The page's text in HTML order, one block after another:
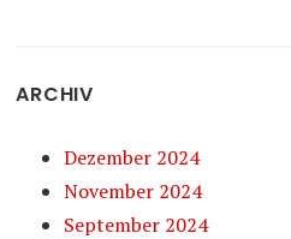
ARCHIV
Dezember 2024
November 2024
September 2024